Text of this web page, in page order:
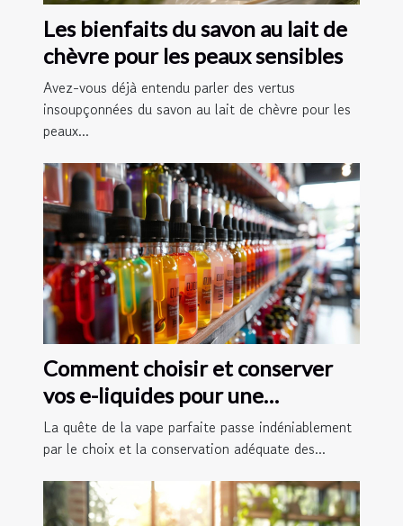
Les bienfaits du savon au lait de
chèvre pour les peaux sensibles
Avez-vous déjà entendu parler des vertus
insoupçonnées du savon au lait de chèvre pour les
peaux...
Comment choisir et conserver
vos e-liquides pour une
expérience optimale
La quête de la vape parfaite passe indéniablement
par le choix et la conservation adéquate des...